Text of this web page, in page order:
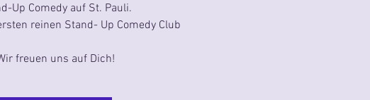
Up Comedy auf St. Pauli.
reinen Stand- Up Comedy Club
freuen uns auf Dich!